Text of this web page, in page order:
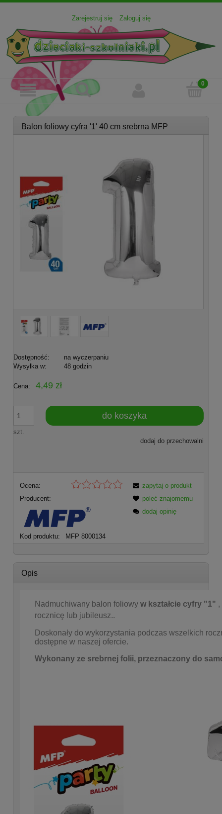
Zarejestruj się Zaloguj się
Balon foliowy cyfra '1' 40 cm srebrna MFP
Dostępność:
na wyczerpaniu
Wysyłka w:
48 godzin
Cena: 4,49 zł
szt.
do koszyka
dodaj do przechowalni
Ocena:
Producent:
Kod produktu: MFP 8000134
zapytaj o produkt
poleć znajomemu
dodaj opinię
Opis
Nadmuchiwany balon foliowy w kształcie cyfry "1" ,
rocznicę lub jubileusz..
Doskonały do wykorzystania podczas wszelkich
dostępne w naszej ofercie.
Wykonany ze srebrnej folii, przeznaczony do